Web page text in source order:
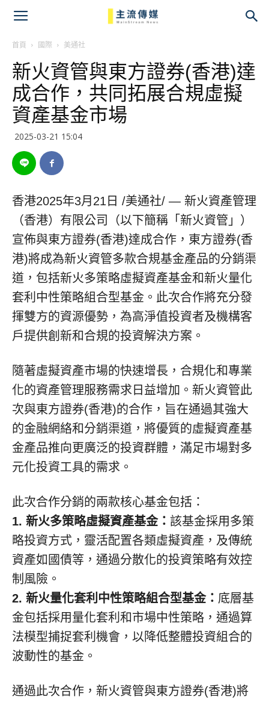
首頁 國際 美通社
新火資管與東方證券(香港)達
成合作，共同拓展合規虛擬
資產基金市場
2025-03-21 15:04
香港2025年3月21日 /美通社/ — 新火資產管理
（香港）有限公司（以下簡稱「新火資管」）
宣佈與東方證券(香港)達成合作，東方證券(香
港)將成為新火資管多款合規基金產品的分銷渠
道，包括新火多策略虛擬資產基金和新火量化
套利中性策略組合型基金。此次合作將充分發
揮雙方的資源優勢，為高淨值投資者及機構客
戶提供創新和合規的投資解決方案。
隨著虛擬資產市場的快速增長，合規化和專業
化的資產管理服務需求日益增加。新火資管此
次與東方證券(香港)的合作，旨在通過其強大
的金融網絡和分銷渠道，將優質的虛擬資產基
金產品推向更廣泛的投資群體，滿足市場對多
元化投資工具的需求。
此次合作分銷的兩款核心基金包括：
1. 新火多策略虛擬資產基金： 該基金採用多策
略投資方式，靈活配置各類虛擬資產，及傳統
資產如國債等，通過分散化的投資策略有效控
制風險。
2. 新火量化套利中性策略組合型基金： 底層基
金包括採用量化套利和市場中性策略，通過算
法模型捕捉套利機會，以降低整體投資組合的
波動性的基金。
通過此次合作，新火資管與東方證券(香港)將